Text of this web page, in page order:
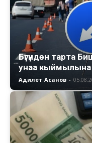
Бүгүндөн тарта
унаа кыймылына
Адилет Асанов -